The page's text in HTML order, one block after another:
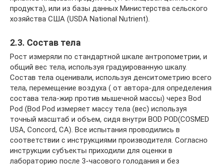
продукта), или из базы данных Министерства сельского
хозяйства США (USDA National Nutrient).
2.3. Состав тела
Рост измеряли по стандартной шкале антропометрии, и
общий вес тела, используя градуированную шкалу.
Состав тела оценивали, используя денситометрию всего
тела, перемещение воздуха ( от автора-для определения
состава тела-жир против мышечной массы) через Bod
Pod (Bod Pod измеряет массу тела (веc) используя
точный масштаб и объем, сидя внутри BOD POD(COSMED
USA, Concord, CA). Все испытания проводились в
соответствии с инструкциями производителя. Согласно
инструкции субъекты приходили для оценки в
лабораторию после 3-часового голодания и без